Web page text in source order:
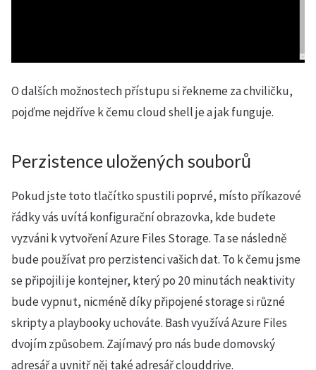
O dalších možnostech přístupu si řekneme za chviličku,
pojďme nejdříve k čemu cloud shell je a jak funguje.
Perzistence uložených souborů
Pokud jste toto tlačítko spustili poprvé, místo příkazové
řádky vás uvítá konfigurační obrazovka, kde budete
vyzváni k vytvoření Azure Files Storage. Ta se následně
bude používat pro perzistenci vašich dat. To k čemu jsme
se připojili je kontejner, který po 20 minutách neaktivity
bude vypnut, nicméně díky připojené storage si různé
skripty a playbooky uchováte. Bash využívá Azure Files
dvojím způsobem. Zajímavý pro nás bude domovský
adresář a uvnitř něj také adresář clouddrive.